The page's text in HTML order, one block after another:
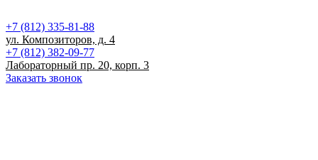
+7 (812) 335-81-88
ул. Композиторов, д. 4
+7 (812) 382-09-77
Лабораторный пр. 20, корп. 3
Заказать звонок